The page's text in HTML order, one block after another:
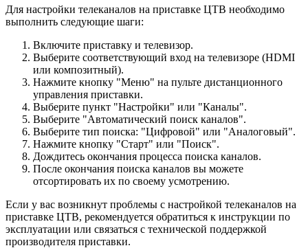
Для настройки телеканалов на приставке ЦТВ необходимо
выполнить следующие шаги:
Включите приставку и телевизор.
Выберите соответствующий вход на телевизоре (HDMI
или композитный).
Нажмите кнопку "Меню" на пульте дистанционного
управления приставки.
Выберите пункт "Настройки" или "Каналы".
Выберите "Автоматический поиск каналов".
Выберите тип поиска: "Цифровой" или "Аналоговый".
Нажмите кнопку "Старт" или "Поиск".
Дождитесь окончания процесса поиска каналов.
После окончания поиска каналов вы можете
отсортировать их по своему усмотрению.
Если у вас возникнут проблемы с настройкой телеканалов на
приставке ЦТВ, рекомендуется обратиться к инструкции по
эксплуатации или связаться с технической поддержкой
производителя приставки.